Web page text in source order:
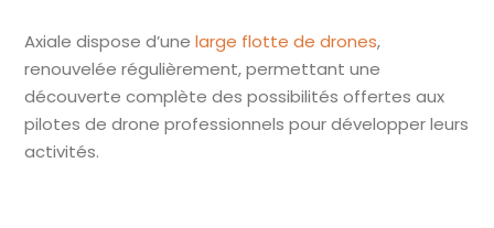
Axiale dispose d’unelarge flotte de drones,
renouvelée régulièrement, permettant une
découverte complète des possibilités offertes aux
pilotes de drone professionnels pour développer leurs
activités.